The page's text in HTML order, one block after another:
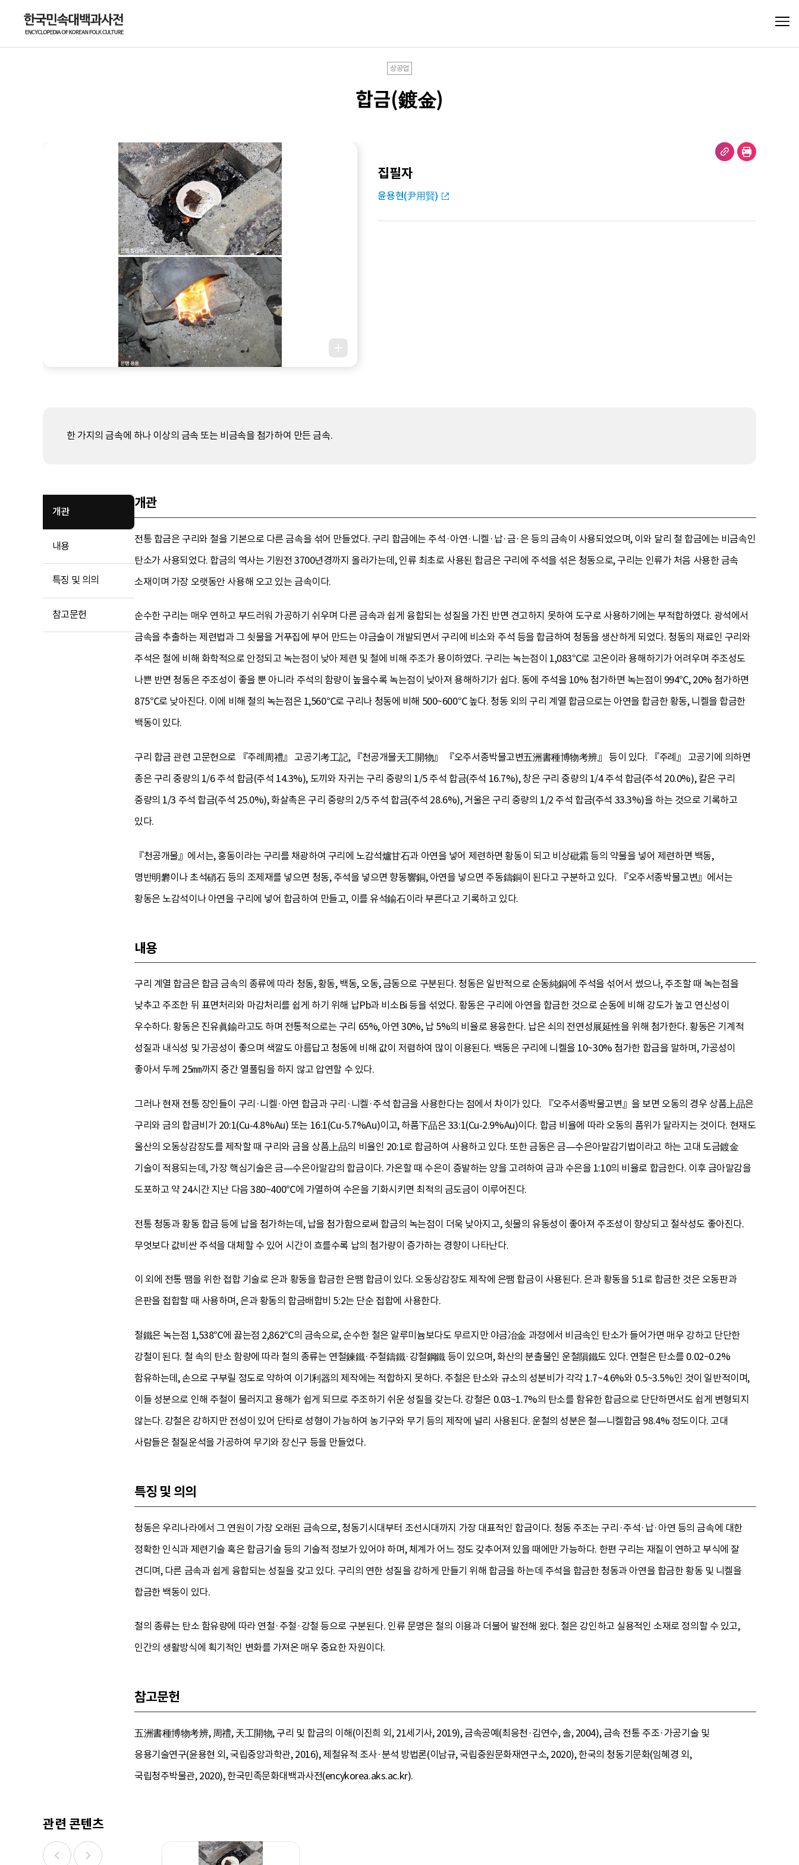
상공업
합금(鍍金)
집필자
윤용현(尹用賢)
한 가지의 금속에 하나 이상의 금속 또는 비금속을 첨가하여 만든 금속.
개관
내용
특징 및 의의
참고문헌
개관
전통 합금은 구리와 철을 기본으로 다른 금속을 섞어 만들었다. 구리 합금에는 주석·아연·니켈·납·금·은 등의 금속이 사용되었으며, 이와 달리 철 합금에는 비금속인
탄소가 사용되었다. 합금의 역사는 기원전 3700년경까지 올라가는데, 인류 최초로 사용된 합금은 구리에 주석을 섞은 청동으로, 구리는 인류가 처음 사용한 금속
소재이며 가장 오랫동안 사용해 오고 있는 금속이다.
순수한 구리는 매우 연하고 부드러워 가공하기 쉬우며 다른 금속과 쉽게 융합되는 성질을 가진 반면 견고하지 못하여 도구로 사용하기에는 부적합하였다. 광석에서
금속을 추출하는 제련법과 그 쇳물을 거푸집에 부어 만드는 야금술이 개발되면서 구리에 비소와 주석 등을 합금하여 청동을 생산하게 되었다. 청동의 재료인 구리와
주석은 철에 비해 화학적으로 안정되고 녹는점이 낮아 제련 및 철에 비해 주조가 용이하였다. 구리는 녹는점이 1,083℃로 고온이라 용해하기가 어려우며 주조성도
나쁜 반면 청동은 주조성이 좋을 뿐 아니라 주석의 함량이 높을수록 녹는점이 낮아져 용해하기가 쉽다. 동에 주석을 10% 첨가하면 녹는점이 994℃, 20% 첨가하면
875℃로 낮아진다. 이에 비해 철의 녹는점은 1,560℃로 구리나 청동에 비해 500~600℃ 높다. 청동 외의 구리 계열 합금으로는 아연을 합금한 황동, 니켈을 합금한
백동이 있다.
구리 합금 관련 고문헌으로 『주례周禮』 고공기考工記, 『천공개물天工開物』 『오주서종박물고변五洲書種博物考辨』 등이 있다. 『주례』 고공기에 의하면
종은 구리 중량의 1/6 주석 합금(주석 14.3%), 도끼와 자귀는 구리 중량의 1/5 주석 합금(주석 16.7%), 창은 구리 중량의 1/4 주석 합금(주석 20.0%), 칼은 구리
중량의 1/3 주석 합금(주석 25.0%), 화살촉은 구리 중량의 2/5 주석 합금(주석 28.6%), 거울은 구리 중량의 1/2 주석 합금(주석 33.3%)을 하는 것으로 기록하고
있다.
『천공개물』에서는, 홍동이라는 구리를 채광하여 구리에 노감석爐甘石과 아연을 넣어 제련하면 황동이 되고 비상砒霜 등의 약물을 넣어 제련하면 백동,
명반明礬이나 초석硝石 등의 조제재를 넣으면 청동, 주석을 넣으면 향동響銅, 아연을 넣으면 주동鑄銅이 된다고 구분하고 있다. 『오주서종박물고변』에서는
황동은 노감석이나 아연을 구리에 넣어 합금하여 만들고, 이를 유석鍮石이라 부른다고 기록하고 있다.
내용
구리 계열 합금은 합금 금속의 종류에 따라 청동, 황동, 백동, 오동, 금동으로 구분된다. 청동은 일반적으로 순동純銅에 주석을 섞어서 썼으나, 주조할 때 녹는점을
낮추고 주조한 뒤 표면처리와 마감처리를 쉽게 하기 위해 납Pb과 비소Bi 등을 섞었다. 황동은 구리에 아연을 합금한 것으로 순동에 비해 강도가 높고 연신성이
우수하다. 황동은 진유眞鍮라고도 하며 전통적으로는 구리 65%, 아연 30%, 납 5%의 비율로 용융한다. 납은 쇠의 전연성展延性을 위해 첨가한다. 황동은 기계적
성질과 내식성 및 가공성이 좋으며 색깔도 아름답고 청동에 비해 값이 저렴하여 많이 이용된다. 백동은 구리에 니켈을 10~30% 첨가한 합금을 말하며, 가공성이
좋아서 두께 25㎜까지 중간 열풀림을 하지 않고 압연할 수 있다.
그러나 현재 전통 장인들이 구리·니켈·아연 합금과 구리·니켈·주석 합금을 사용한다는 점에서 차이가 있다. 『오주서종박물고변』을 보면 오동의 경우 상품上品은
구리와 금의 합금비가 20:1(Cu-4.8%Au) 또는 16:1(Cu-5.7%Au)이고, 하품下品은 33:1(Cu-2.9%Au)이다. 합금 비율에 따라 오동의 품위가 달라지는 것이다. 현재도
울산의 오동상감장도를 제작할 때 구리와 금을 상품上品의 비율인 20:1로 합금하여 사용하고 있다. 또한 금동은 금—수은아말감기법이라고 하는 고대 도금鍍金
기술이 적용되는데, 가장 핵심기술은 금—수은아말감의 합금이다. 가온할 때 수은이 증발하는 양을 고려하여 금과 수은을 1:10의 비율로 합금한다. 이후 금아말감을
도포하고 약 24시간 지난 다음 380~400℃에 가열하여 수은을 기화시키면 최적의 금도금이 이루어진다.
전통 청동과 황동 합금 등에 납을 첨가하는데, 납을 첨가함으로써 합금의 녹는점이 더욱 낮아지고, 쇳물의 유동성이 좋아져 주조성이 향상되고 절삭성도 좋아진다.
무엇보다 값비싼 주석을 대체할 수 있어 시간이 흐를수록 납의 첨가량이 증가하는 경향이 나타난다.
이 외에 전통 땜을 위한 접합 기술로 은과 황동을 합금한 은땜 합금이 있다. 오동상감장도 제작에 은땜 합금이 사용된다. 은과 황동을 5:1로 합금한 것은 오동판과
은판을 접합할 때 사용하며, 은과 황동의 합금배합비 5:2는 단순 접합에 사용한다.
철鐵은 녹는점 1,538℃에 끓는점 2,862℃의 금속으로, 순수한 철은 알루미늄보다도 무르지만 야금冶金 과정에서 비금속인 탄소가 들어가면 매우 강하고 단단한
강철이 된다. 철 속의 탄소 함량에 따라 철의 종류는 연철鍊鐵·주철鑄鐵·강철鋼鐵 등이 있으며, 화산의 분출물인 운철隕鐵도 있다. 연철은 탄소를 0.02~0.2%
함유하는데, 손으로 구부릴 정도로 약하여 이기利器의 제작에는 적합하지 못하다. 주철은 탄소와 규소의 성분비가 각각 1.7~4.6%와 0.5~3.5%인 것이 일반적이며,
이들 성분으로 인해 주철이 물러지고 용해가 쉽게 되므로 주조하기 쉬운 성질을 갖는다. 강철은 0.03~1.7%의 탄소를 함유한 합금으로 단단하면서도 쉽게 변형되지
않는다. 강철은 강하지만 전성이 있어 단타로 성형이 가능하여 농기구와 무기 등의 제작에 널리 사용된다. 운철의 성분은 철—니켈합금 98.4% 정도이다. 고대
사람들은 철질운석을 가공하여 무기와 장신구 등을 만들었다.
특징 및 의의
청동은 우리나라에서 그 연원이 가장 오래된 금속으로, 청동기시대부터 조선시대까지 가장 대표적인 합금이다. 청동 주조는 구리·주석·납·아연 등의 금속에 대한
정확한 인식과 제련기술 혹은 합금기술 등의 기술적 정보가 있어야 하며, 체계가 어느 정도 갖추어져 있을 때에만 가능하다. 한편 구리는 재질이 연하고 부식에 잘
견디며, 다른 금속과 쉽게 융합되는 성질을 갖고 있다. 구리의 연한 성질을 강하게 만들기 위해 합금을 하는데 주석을 합금한 청동과 아연을 합금한 황동 및 니켈을
합금한 백동이 있다.
철의 종류는 탄소 함유량에 따라 연철·주철·강철 등으로 구분된다. 인류 문명은 철의 이용과 더불어 발전해 왔다. 철은 강인하고 실용적인 소재로 정의할 수 있고,
인간의 생활방식에 획기적인 변화를 가져온 매우 중요한 자원이다.
참고문헌
五洲書種博物考辨, 周禮, 天工開物, 구리 및 합금의 이해(이진희 외, 21세기사, 2019), 금속공예(최응천·김연수, 솔, 2004), 금속 전통 주조·가공기술 및
응용기술연구(윤용현 외, 국립중앙과학관, 2016), 제철유적 조사·분석 방법론(이남규, 국립중원문화재연구소, 2020), 한국의 청동기문화(임혜경 외,
국립청주박물관, 2020), 한국민족문화대백과사전(encykorea.aks.ac.kr).
관련 콘텐츠